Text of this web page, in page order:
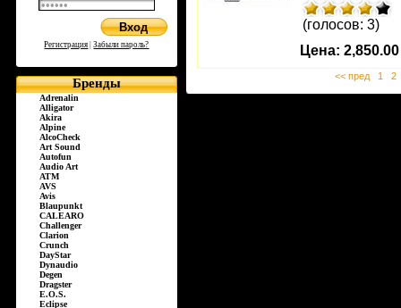
Регистрация |Забыли пароль?
Бренды
Adrenalin
Alligator
Akira
Alpine
AlcoCheck
Art Sound
Autofun
Audio Art
ATM
AVS
Avis
Blaupunkt
CALEARO
Challenger
Clarion
Crunch
DayStar
Dynaudio
Degen
Dragster
E.O.S.
Eclipse
(голосов: 3)
Цена:
<< пред 1 2